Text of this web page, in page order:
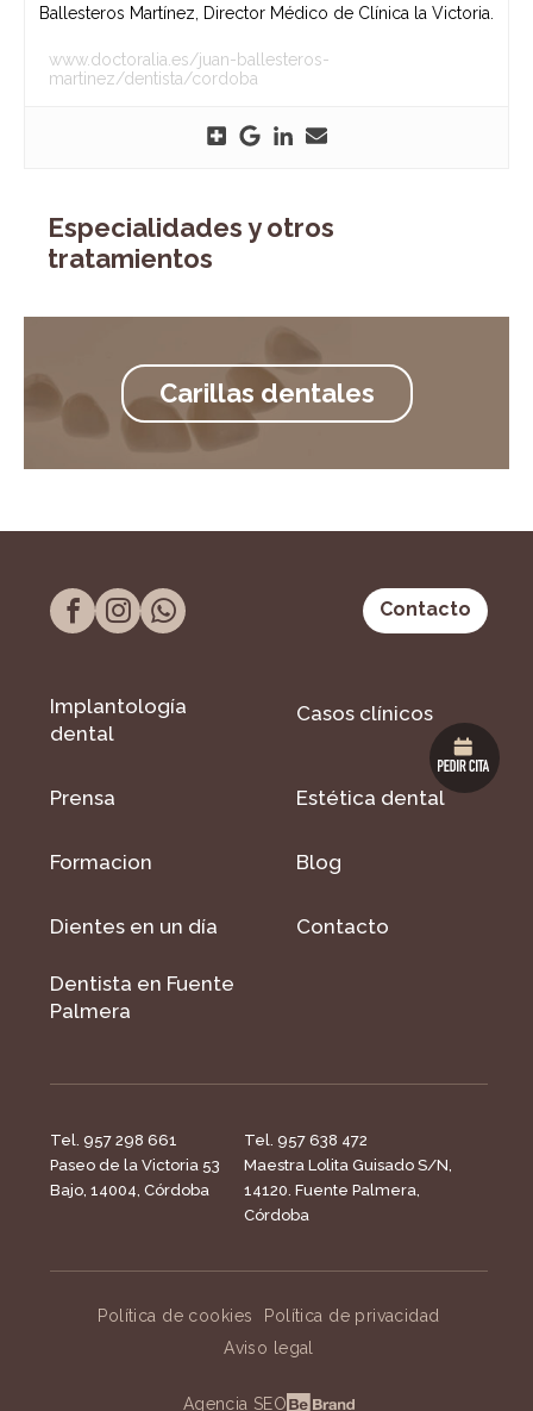
Ballesteros Martínez, Director Médico de Clínica la Victoria.
www.doctoralia.es/juan-ballesteros-
martinez/dentista/cordoba
Especialidades y otros
tratamientos
Carillas dentales
Contacto
Implantología
dental
Casos clínicos
Prensa Estética dental
Formacion Blog
Dientes en un día Contacto
Dentista en Fuente
Palmera
Tel. 957 298 661
Paseo de la Victoria 53
Bajo, 14004, Córdoba
Tel. 957 638 472
Maestra Lolita Guisado S/N,
14120. Fuente Palmera,
Córdoba
Política de cookies
Política de privacidad
Aviso legal
Agencia SEO